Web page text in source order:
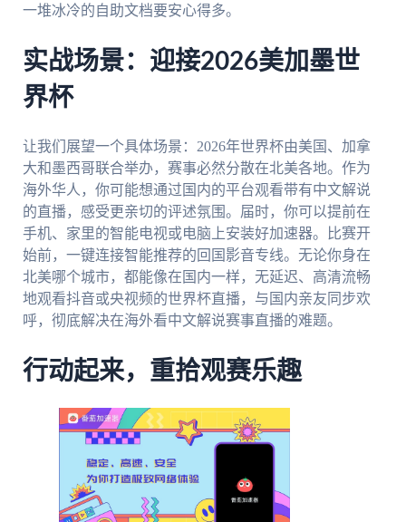
一堆冰冷的自助文档要安心得多。
实战场景：迎接2026美加墨世
界杯
让我们展望一个具体场景：2026年世界杯由美国、加拿
大和墨西哥联合举办，赛事必然分散在北美各地。作为
海外华人，你可能想通过国内的平台观看带有中文解说
的直播，感受更亲切的评述氛围。届时，你可以提前在
手机、家里的智能电视或电脑上安装好加速器。比赛开
始前，一键连接智能推荐的回国影音专线。无论你身在
北美哪个城市，都能像在国内一样，无延迟、高清流畅
地观看抖音或央视频的世界杯直播，与国内亲友同步欢
呼，彻底解决在海外看中文解说赛事直播的难题。
行动起来，重拾观赛乐趣